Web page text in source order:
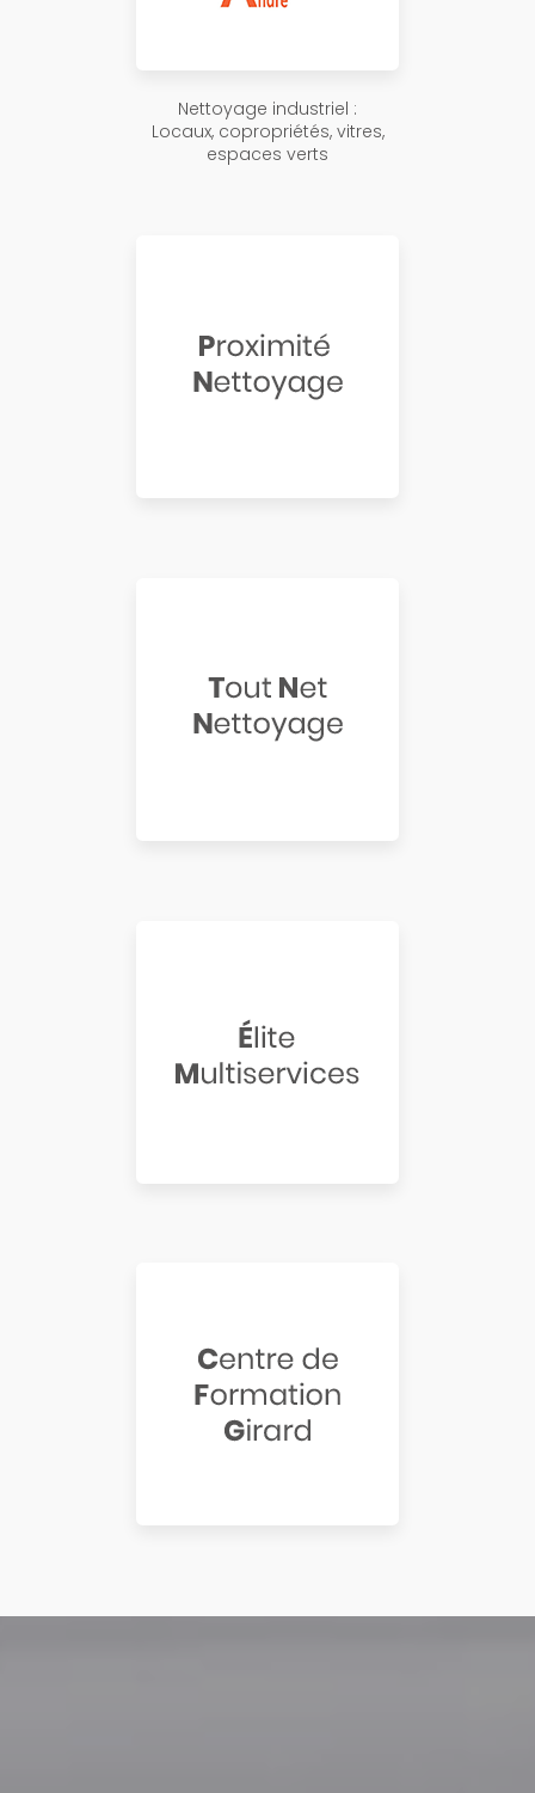
Nettoyage industriel :
Locaux, copropriétés, vitres,
espaces verts